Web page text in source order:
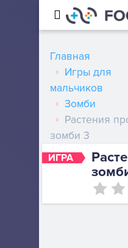
ИГРА
Главная
Игры для
мальчиков
Зомби
Растения
зомби 3